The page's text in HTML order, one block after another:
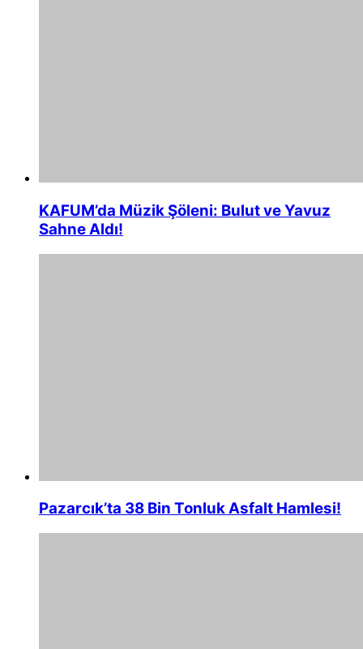
KAFUM’da Müzik Şöleni: Bulut ve Yavuz
Sahne Aldı!
Pazarcık’ta 38 Bin Tonluk Asfalt Hamlesi!